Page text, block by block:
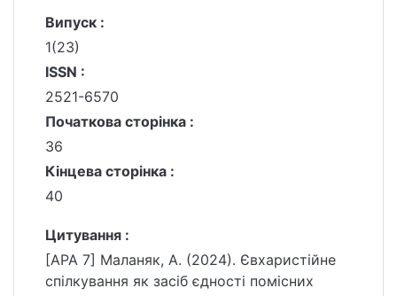
Випуск :
1(23)
ISSN :
2521-6570
Початкова сторінка :
36
Кінцева сторінка :
40
Цитування :
[APA 7] Маланяк, А. (2024). Євхаристійне
спілкування як засіб єдності помісних